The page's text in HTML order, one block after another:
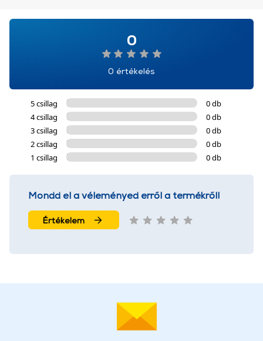
0
0 értékelés
5 csillag
0 db
4 csillag
0 db
3 csillag
0 db
2 csillag
0 db
1 csillag
0 db
Mondd el a véleményed erről a termékről!
Értékelem